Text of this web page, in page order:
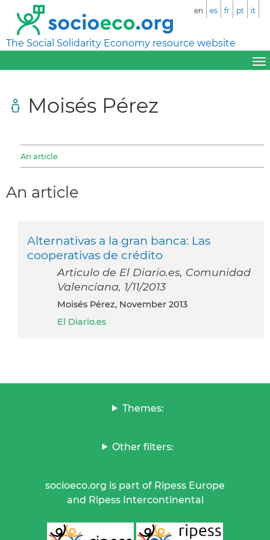
The Social Solidarity Economy resource website
en es fr pt it
Moisés Pérez
An article
An article
Alternativas a la gran banca: Las
cooperativas de crédito
Articulo de El Diario.es, Comunidad
Valenciana, 1/11/2013
Moisés Pérez, November 2013
El Diario.es
Themes:
Other filters:
socioeco.org is part of Ripess Europe
and Ripess Intercontinental